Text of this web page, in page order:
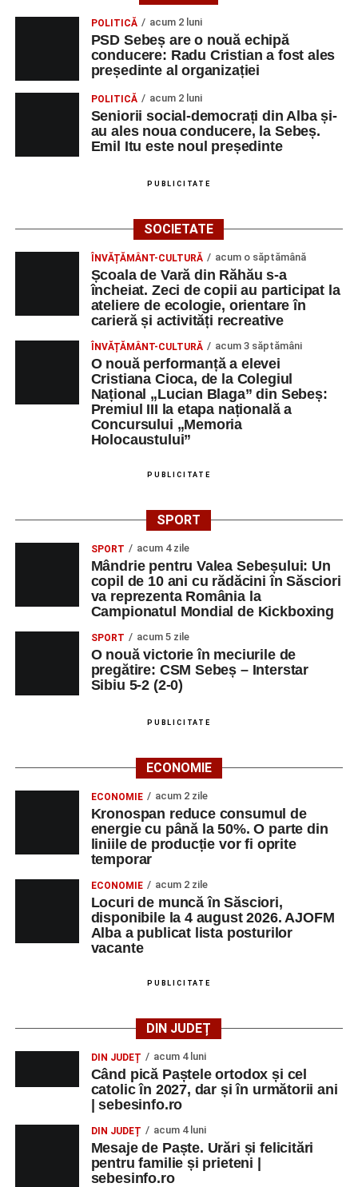
ține loc de caracter, de omenie. Voi păstra gândul ferm că
omul sfințește locul.”(Prof. Ciobanu Crenguța Vasilica)
„O mare familie, o comunitate pentru trup, minte și suflet,
un mod de a lua o gură de aer într-un bombardament
informatic, mediatic și psihologic.”(Prof. Boncea Niculina
la bază doi piloni: OMUL SFINȚEȘTE LOCUL și VORBA
apoi în viața noastră, modul de adresare, tonul și gestica
Privind spre ediția următoare
În încheierea evenimentului, organizatorii au anunțat tema
educație. După trei ediții care au abordat comunicarea
didactică, dinamica diferențelor, participarea și luarea
deciziilor, comunitatea Sinaxa Educațională își propune
să revină la întrebările fundamentale despre valorile care
stau la baza actului educațional și despre rolul
Asociația„Sinaxa Educațională”este o comunitate de
profesori, dedicată susținerii unei educații centrate pe
valorile creștin-ortodoxe și pe formarea caracterului
elevilor. Născută din experiența duhovnicească și
formativă a Mănăstirii Oașa, Sinaxa își propune să
sprijine profesorii în regăsirea motivației interioare,
oferindu-le nu doar instrumente metodice actuale, ci și
contexte de sprijin reciproc, colaborare și reconectare la
vocația pedagogică autentică.
Ultimele știri din Sebeș
Primul concert din cadrul String Symphonic Camp
2026 a adus emoție și aplauze la Sebeș
În luna august, cele mai recente lucrări ale lui Eugen
Măcinic pot fi admirate la Primăria Sebeș
autoturism s-a răsturnat, o persoană a avut nevoie
POLITICĂ acum 2 luni
PSD Sebeș are o nouă echipă
conducere: Radu Cristian a fost ales
președinte al organizației
POLITICĂ acum 2 luni
Seniorii social-democrați din Alba și-
au ales noua conducere, la Sebeș.
Emil Itu este noul președinte
PUBLICITATE
SOCIETATE
ÎNVĂȚĂMÂNT-CULTURĂ acum o săptămână
Școala de Vară din Răhău s-a
încheiat. Zeci de copii au participat la
ateliere de ecologie, orientare în
carieră și activități recreative
ÎNVĂȚĂMÂNT-CULTURĂ acum 3 săptămâni
O nouă performanță a elevei
Cristiana Cioca, de la Colegiul
Național „Lucian Blaga” din Sebeș:
Premiul III la etapa națională a
Concursului „Memoria
Holocaustului”
PUBLICITATE
SPORT
SPORT acum 4 zile
Mândrie pentru Valea Sebeșului: Un
copil de 10 ani cu rădăcini în Săsciori
va reprezenta România la
Campionatul Mondial de Kickboxing
SPORT acum 5 zile
O nouă victorie în meciurile de
pregătire: CSM Sebeș – Interstar
Sibiu 5-2 (2-0)
PUBLICITATE
ECONOMIE
ECONOMIE acum 2 zile
Kronospan reduce consumul de
energie cu până la 50%. O parte din
liniile de producție vor fi oprite
temporar
ECONOMIE acum 2 zile
Locuri de muncă în Săsciori,
disponibile la 4 august 2026. AJOFM
Alba a publicat lista posturilor
vacante
PUBLICITATE
DIN JUDEȚ
DIN JUDEȚ acum 4 luni
Când pică Paștele ortodox și cel
catolic în 2027, dar și în următorii ani
| sebesinfo.ro
DIN JUDEȚ acum 4 luni
Mesaje de Paște. Urări și felicitări
pentru familie și prieteni |
sebesinfo.ro